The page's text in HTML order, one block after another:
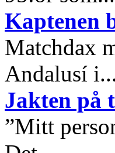
Kaptenen
Matchdax
Andalusí
Jakten på
”Mitt